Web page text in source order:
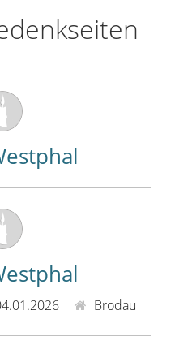
Brodau